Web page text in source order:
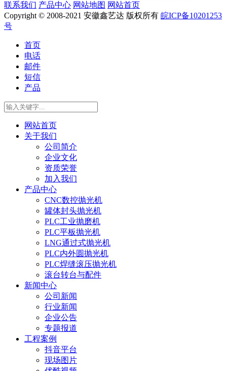
联系我们 产品中心 网站地图 网站首页
Copyright © 2008-2021 安徽鑫艺达 版权所有 皖ICP备10201253
号
首页
电话
邮件
短信
产品
网站首页
关于我们
公司简介
企业文化
资质荣誉
加入我们
产品中心
CNC数控抛光机
罐体封头抛光机
PLC工业抛磨机
PLC平板抛光机
LNG通过式抛光机
PLC内外圆抛光机
PLC焊缝滚压抛光机
滚台转台与配件
新闻中心
公司新闻
行业新闻
企业公告
专题报道
工程案例
抖音平台
现场图片